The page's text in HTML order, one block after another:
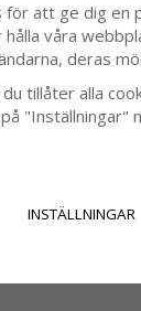
för att ge dig en
våra
deras
tillåter alla
"Inställningar"
INSTÄLLNINGAR